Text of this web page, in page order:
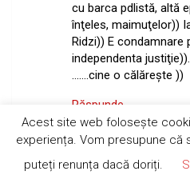
cu barca pdlistă, altă
înţeles, maimuţelor))
Ridzi)) E condamnare
independenta
…….cine o călăreşte ))
Răspunde
slobozean spune:
28 ianuarie 2014 la
Acest site web folosește
experiența. Vom presupune că
puteți renunța dacă doriți.